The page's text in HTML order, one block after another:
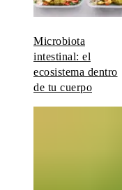
Microbiota
intestinal: el
ecosistema dentro
de tu cuerpo